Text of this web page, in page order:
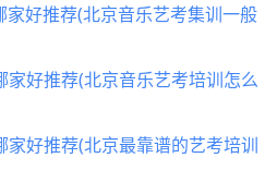
好推荐(北京音乐艺考集训一般
好推荐(北京音乐艺考培训怎么
好推荐(北京最靠谱的艺考培训